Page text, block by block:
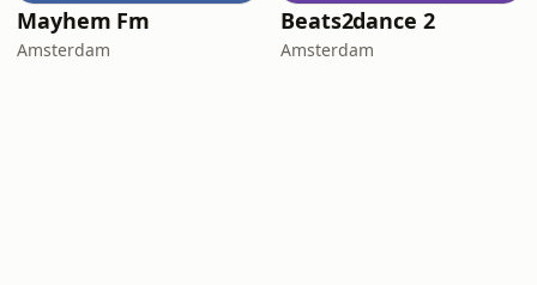
Mayhem Fm
Amsterdam
Beats2dance 2
Amsterdam